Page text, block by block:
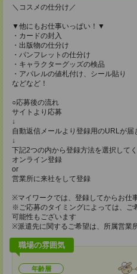
＼コスメの仕分け／
▼他にもお仕事いっぱい！▼
・カードの封入
・出版物の仕分け
・パンフレットの仕分け
・キャラクターグッズの検品
・アパレルの値札付け、シール貼り
などなど！
○応募後の流れ
サイトより応募
↓
自動返信メールより登録用のURLが届
↓
下記2つの内から登録方法を選択してく
オンライン登録
or
営業所に来社をして登録
※マイワークでは、登録してからお仕
※ご応募のタイミングによっては、ご
可能性もございます
※派遣先に関するご希望は、所属営業
職場の雰囲気
年齢層